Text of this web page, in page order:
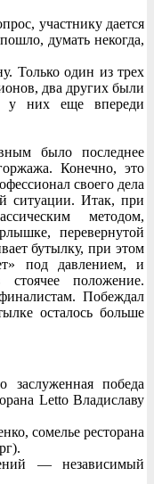
участнику дается
думать некогда,
Только один из трех
два других были
у них еще впереди
было последнее
Конечно, это
своего дела
ситуации. Итак, при
методом,
перевернутой
бутылку, при этом
под давлением, и
стоячее положение.
Побеждал
осталось больше
заслуженная победа
Letto Владиславу
сомелье ресторана
— независимый